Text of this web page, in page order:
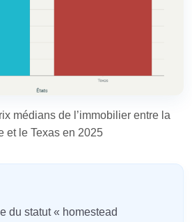
médians de l’immobilier entre la
et le Texas en 2025
du statut « homestead